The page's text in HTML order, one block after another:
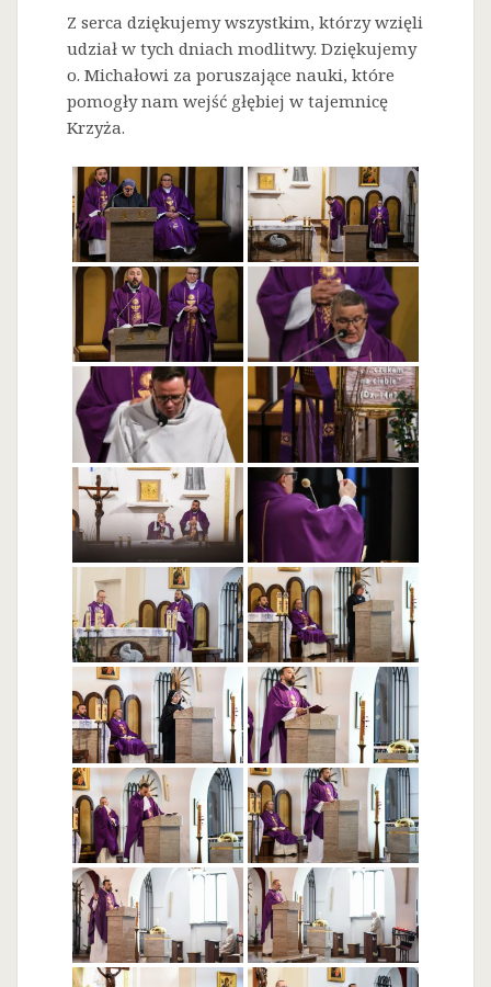
Z serca dziękujemy wszystkim, którzy wzięli
udział w tych dniach modlitwy. Dziękujemy
o. Michałowi za poruszające nauki, które
pomogły nam wejść głębiej w tajemnicę
Krzyża.